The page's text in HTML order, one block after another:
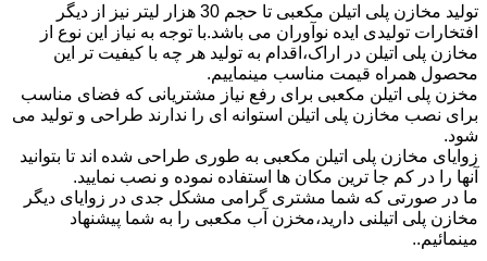
تولید مخازن پلی اتیلن مکعبی تا حجم 30 هزار لیتر نیز از دیگر
افتخارات تولیدی ایده نوآوران می باشد.با توجه به نیاز این نوع از
مخازن پلی اتیلن در اراک،اقدام به تولید هر چه با کیفیت تر این
محصول همراه قیمت مناسب مینماییم.
مخزن پلی اتیلن مکعبی برای رفع نیاز مشتریانی که فضای مناسب
برای نصب مخازن پلی اتیلن استوانه ای را ندارند طراحی و تولید می
شود.
زوایای مخازن پلی اتیلن مکعبی به طوری طراحی شده اند تا بتوانید
آنها را در کم جا ترین مکان ها استفاده نموده و نصب نمایید.
ما در صورتی که شما مشتری گرامی مشکل جدی در زوایای دیگر
مخازن پلی اتیلنی دارید،مخزن آب مکعبی را به شما پیشنهاد
مینمائیم..